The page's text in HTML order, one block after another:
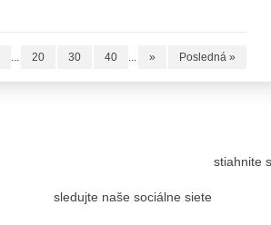
... 20 30 40 ... » Posledná »
sledujte naše sociálne siete
stiahnite